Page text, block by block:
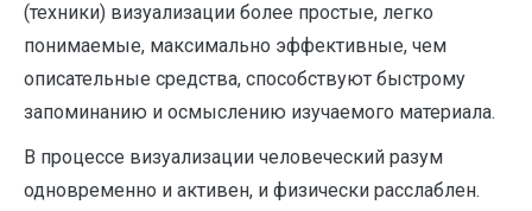
(техники) визуализации более простые, легко
понимаемые, максимально эффективные, чем
описательные средства, способствуют быстрому
запоминанию и осмыслению изучаемого материала.
В процессе визуализации человеческий разум
одновременно и активен, и физически расслаблен.